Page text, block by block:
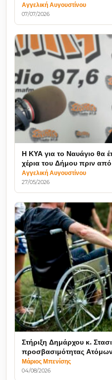
Αγγελική Αυγουστίνου
07/07/2026
Η ΚΥΑ για το Ναυάγιο θα
χέρια του Δήμου πριν
Αγγελική Αυγουστίνου
27/05/2026
Στήριξη Δημάρχου κ.
προσβασιμότητας
Μάριος Μπενίσης
04/08/2026